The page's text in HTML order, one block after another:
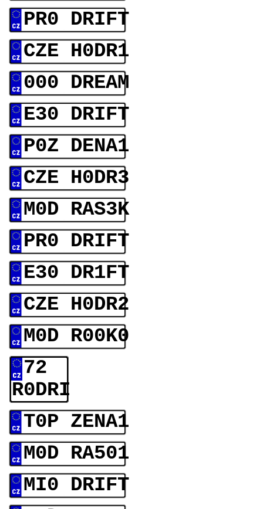
PR0 DRIFT
CZE H0DR1
000 DREAM
E30 DRIFT
P0Z DENA1
CZE H0DR3
M0D RAS3K
PR0 DRIFT
E30 DR1FT
CZE H0DR2
M0D R00K0
72
R0DRI
T0P ZENA1
M0D RA501
MI0 DRIFT